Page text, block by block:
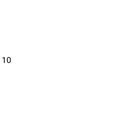
10